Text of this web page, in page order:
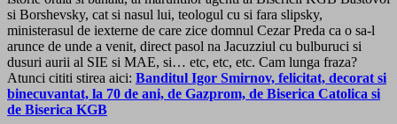
si Borshevsky, cat si nasul lui, teologul cu si fara slipsky,
ministerasul de iexterne de care zice domnul Cezar Preda ca o sa-l
arunce de unde a venit, direct pasol na Jacuzziul cu bulburuci si
dusuri aurii al SIE si MAE, si… etc, etc, etc. Cam lunga fraza?
Atunci cititi stirea aici: Banditul Igor Smirnov, felicitat, decorat si
binecuvantat, la 70 de ani, de Gazprom, de Biserica Catolica si
de Biserica KGB